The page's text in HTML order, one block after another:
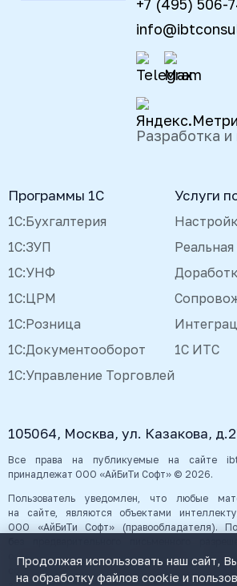
+7 (495) 506-
Разработка
Программы 1С
1С:Бухгалтерия
1С:ЗУП
1С:УНФ
1С:ЦРМ
1С:Розница
1С:Документооборот
1С:Управление Торговлей
Услуги
1С ИТС
105064, Москва, ул. Казакова,
Все права на публикуемые на сайте
принадлежат ООО «АйБиТи Софт» © 2026.
Пользователь уведомлен, что любые
на сайте, являются объектами
ООО «АйБиТи Софт» (правообладателя).
осуществлять какие-либо действия с
собственности, в противном случае,
Продолжая использовать наш сайт,
на обработку файлов cookie и